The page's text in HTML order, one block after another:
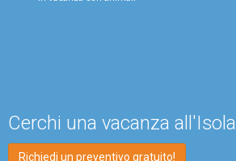
Cerchi una vacanza
Richiedi un preventivo gratuito!